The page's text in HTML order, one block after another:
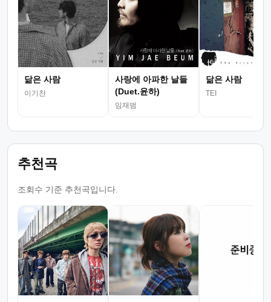
닮은 사람
이기찬
사랑에 아파한 날들
(Duet.윤하)
임재범
닮은 사람
TEI
추천곡
조회수 기준 추천곡입니다.